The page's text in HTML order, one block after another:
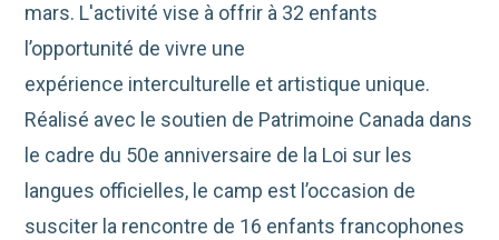
mars. L'activité vise à offrir à 32 enfants
l’opportunité de vivre une
expérience interculturelle et artistique unique.
Réalisé avec le soutien de Patrimoine Canada dans
le cadre du 50e anniversaire de la Loi sur les
langues officielles, le camp est l’occasion de
susciter la rencontre de 16 enfants francophones